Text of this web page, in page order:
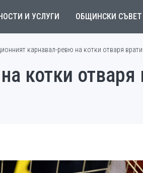
И УСЛУГИ ОБЩИНСКИ СЪВЕТ
карнавал-ревю на котки отваря
котки отваря